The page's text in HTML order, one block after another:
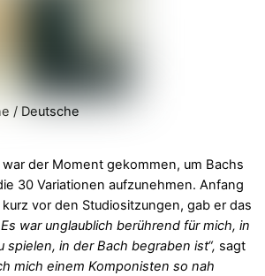
/ Deutsche
der Moment gekommen, um Bachs
30 Variationen aufzunehmen. Anfang
vor den Studiositzungen, gab er das
war unglaublich berührend für mich, in
spielen, in der Bach begraben ist“, sagt
mich einem Komponisten so nah